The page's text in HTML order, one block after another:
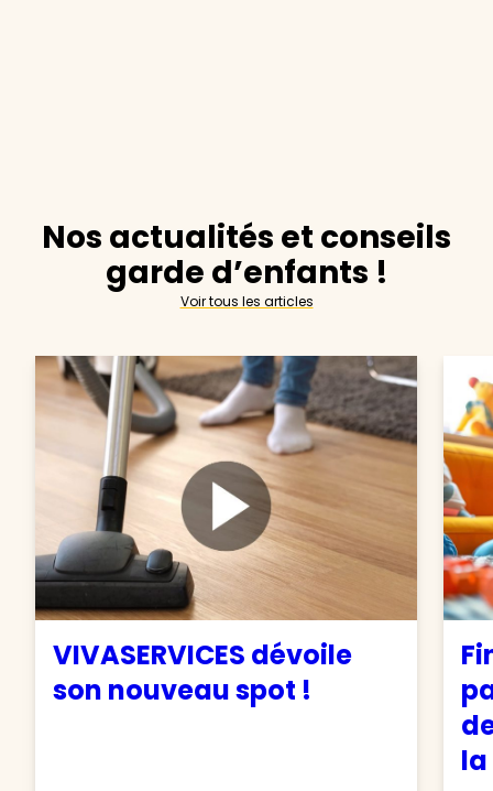
Nos actualités et conseils
garde d’enfants !
Voir tous les articles
VIVASERVICES dévoile
son nouveau spot !
la